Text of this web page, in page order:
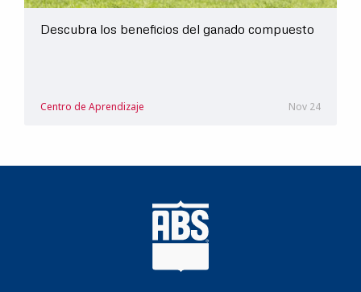
Descubra los beneficios del ganado compuesto
Centro de Aprendizaje Nov 24